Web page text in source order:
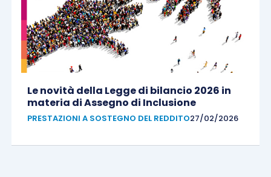
Le novità della Legge di bilancio 2026 in
materia di Assegno di Inclusione
PRESTAZIONI A SOSTEGNO DEL REDDITO27/02/2026